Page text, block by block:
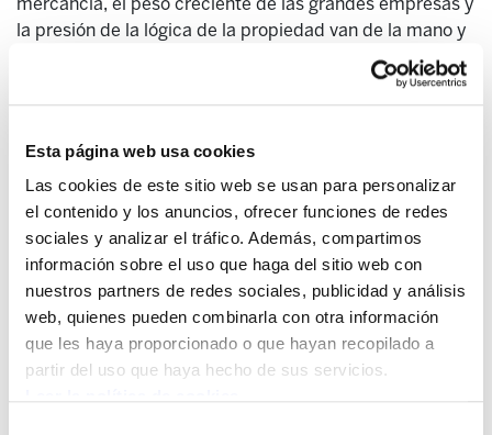
Esta página web usa cookies
Las cookies de este sitio web se usan para personalizar
el contenido y los anuncios, ofrecer funciones de redes
sociales y analizar el tráfico. Además, compartimos
información sobre el uso que haga del sitio web con
nuestros partners de redes sociales, publicidad y análisis
web, quienes pueden combinarla con otra información
que les haya proporcionado o que hayan recopilado a
partir del uso que haya hecho de sus servicios.
la presión de la lógica de la propiedad van de la mano y
no conocen ningún límite politico y moral. Lo que es
cierto acerca de los Estados Unidos lo es de todas las
demás regiones del mundo debido a la presión de las
lo que nos enfrentaríamos es a un formidable refuerzo
mundial de los derechos de propiedad y, con él, a una
nueva expansión del capitalismo, aunque este témino no
siempre lo emplean los partidarios de los comunes.
Cierto número de ejemplos son particularmente
significativos de esta expansión: el de la expropiación a
los campesinos autónomos del control sobre las
simientes por las grandes multinacionales del sector
agroalimentario, como Monsanto, el desarrollo de